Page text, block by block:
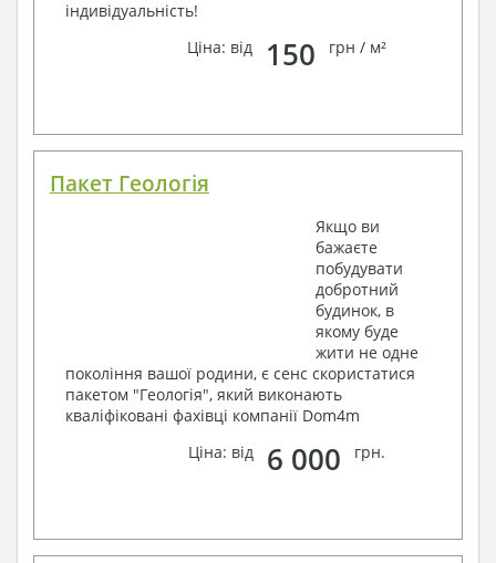
індивідуальність!
Ціна: від
150 грн / м²
Пакет Геологія
Якщо ви
бажаєте
побудувати
добротний
будинок, в
якому буде
жити не одне
покоління вашої родини, є сенс скористатися
пакетом "Геологія", який виконають
кваліфіковані фахівці компанії Dom4m
Ціна: від
6 000 грн.